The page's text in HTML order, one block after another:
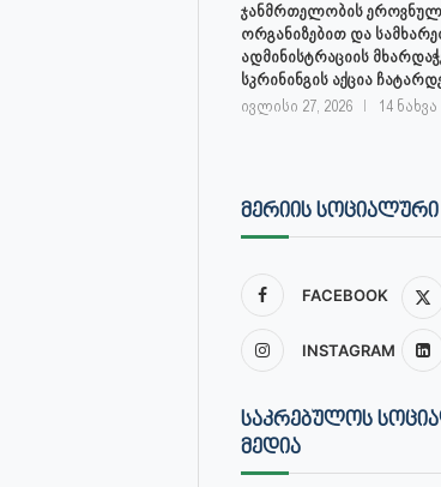
ჯანმრთელობის
ორგანიზებით და
ადმინისტრაციის
სკრინინგის აქცია
ივლისი 27, 2026 14 ნახვა
ᲛᲔᲠᲘᲘᲡ ᲡᲝᲪᲘᲐᲚᲣᲠᲘ
FACEBOOK
INSTAGRAM
ᲡᲐᲙᲠᲔᲑᲣᲚᲝᲡ
ᲛᲔᲓᲘᲐ